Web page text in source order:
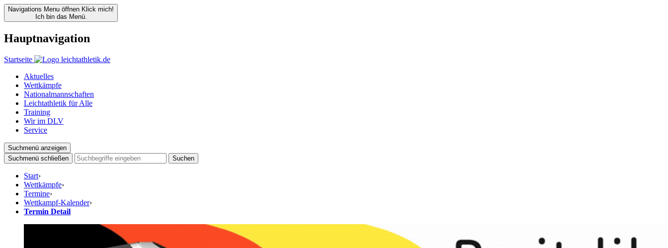
Navigations Menu öffnen Klick mich!
Ich bin das Menü.
Hauptnavigation
Startseite
Aktuelles
Wettkämpfe
Nationalmannschaften
Leichtathletik für Alle
Training
Wir im DLV
Service
Suchmenü anzeigen
Suchmenü schließen
Suchen
Start›
Wettkämpfe›
Termine›
Wettkampf-Kalender›
Termin Detail